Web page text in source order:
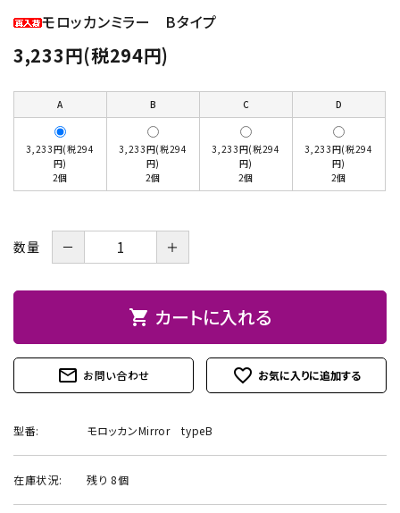
ガイドライン
お問い合わせ
モロッカンミラー Bタイプ
3,233円(税294円)
A B C D
3,233円(税294
円)
2個
3,233円(税294
円)
2個
3,233円(税294
円)
2個
3,233円(税294
円)
2個
数量 － ＋
shopping_cart カートに入れる
mail_outline お問い合わせ favorite_outline
型番: モロッカンMirror typeB
在庫状況: 残り 8個